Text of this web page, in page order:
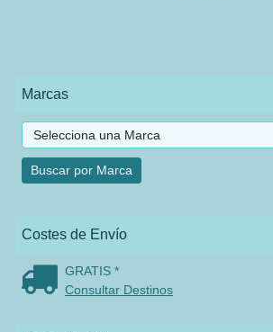
Marcas
Costes de Envío
GRATIS *
Consultar Destinos